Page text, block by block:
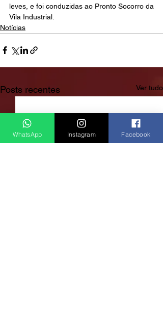
leves, e foi conduzidas ao Pronto Socorro da
Vila Industrial.
Notícias
Posts recentes Ver tudo
WhatsApp Instagram Facebook